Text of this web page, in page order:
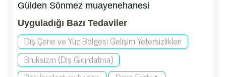
Gülden Sönmez muayenehanesi
Uyguladığı Bazı Tedaviler
Diş Çene ve Yüz Bölgesi Gelişim Yetersizlikleri
Bruksizm (Diş Gıcırdatma)